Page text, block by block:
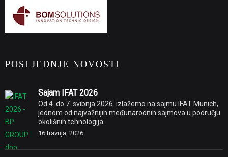
POSLJEDNJE NOVOSTI
Sajam IFAT 2026
Od 4. do 7. svibnja 2026. izlažemo na sajmu IFAT Munich,
jednom od najvažnijih međunarodnih sajmova u području
okolišnih tehnologija.
16 travnja, 2026